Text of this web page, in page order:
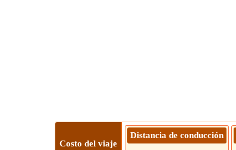
Costo del viaje
Distancia de conducción